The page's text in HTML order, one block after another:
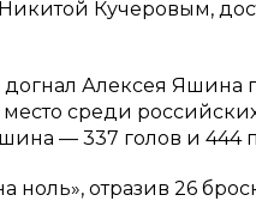
Кучеровым,
Алексея Яшина
среди
— 337 голов и 444
ноль», отразив 26